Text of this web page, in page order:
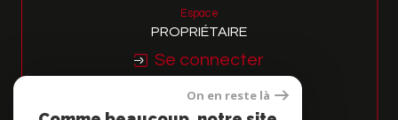
Espace
PROPRIÉTAIRE
Se connecter
Nous
On en reste là